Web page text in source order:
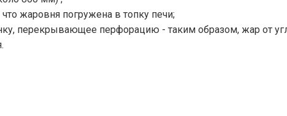
жаровня погружена в топку печи;
перекрывающее перфорацию - таким образом, жар от